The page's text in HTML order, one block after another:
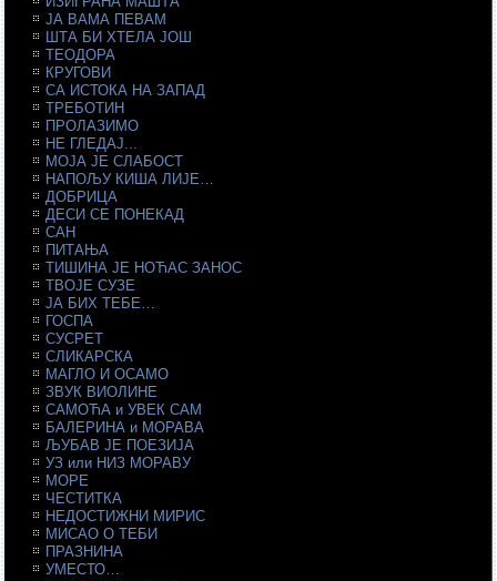
ЈА ВАМА ПЕВАМ
ШТА БИ ХТЕЛА ЈОШ
ТЕОДОРА
КРУГОВИ
СА ИСТОКА НА ЗАПАД
ТРЕБОТИН
ПРОЛАЗИМО
НЕ ГЛЕДАЈ...
МОЈА ЈЕ СЛАБОСТ
НАПОЉУ КИША ЛИЈЕ…
ДОБРИЦА
ДЕСИ СЕ ПОНЕКАД
САН
ПИТАЊА
ТИШИНА ЈЕ НОЋАС ЗАНОС
ТВОЈЕ СУЗЕ
ЈА БИХ ТЕБЕ…
ГОСПА
СУСРЕТ
СЛИКАРСКА
МАГЛО И ОСАМО
ЗВУК ВИОЛИНЕ
САМОЋА и УВЕК САМ
БАЛЕРИНА и МОРАВА
ЉУБАВ ЈЕ ПОЕЗИЈА
УЗ или НИЗ МОРАВУ
МОРЕ
ЧЕСТИТКА
НЕДОСТИЖНИ МИРИС
МИСАО О ТЕБИ
ПРАЗНИНА
УМЕСТО…